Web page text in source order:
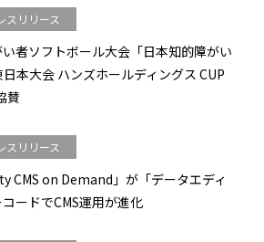
スリリース
者ソフトボール大会「日本知的障がい
本大会 ハンズホールディングス CUP
賛
スリリース
CMS on Demand」が「データエディ
ードでCMS運用が進化